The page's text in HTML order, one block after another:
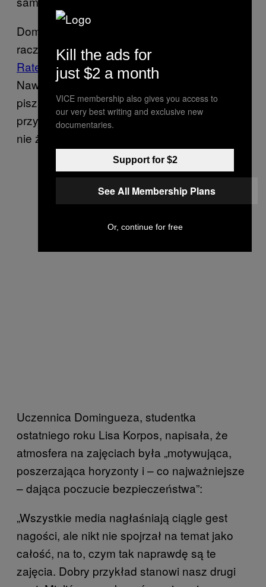
Dominquez cieszy się wśród studentów
raczej dobrą sławą – jego ocena na
Ratemyprofessors.commówi sama za siebie.
Nawet studenci, którzy oceniają go neutralnie
piszą: „Trafiłem na te zajęcia przez
przypadek, ale w ostatecznym rozrachunku
nie żałuję swojej decyzji”.
Uczennica Domingueza, studentka
ostatniego roku Lisa Korpos, napisała, że
atmosfera na zajęciach była „motywująca,
poszerzająca horyzonty i – co najważniejsze
– dająca poczucie bezpieczeństwa”:
„Wszystkie media nagłaśniają ciągle gest
nagości, ale nikt nie spojrzał na temat jako
całość, na to, czym tak naprawdę są te
zajęcia. Dobry przykład stanowi nasz drugi
Kill the ads for
just $2 a month
VICE membership also gives you access to
our very best writing and exclusive new
documentaries.
Support for $2
See All Membership Plans
Or, continue for free